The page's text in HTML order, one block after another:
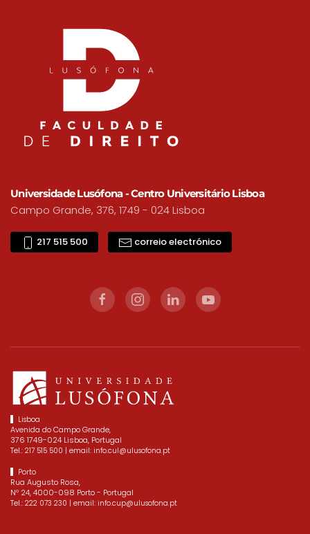
Universidade Lusófona - Centro Universitário Lisboa
Campo Grande, 376, 1749 - 024 Lisboa
217 515 500 correio electrónico
Lisboa
Avenida do Campo Grande,
376 1749-024 Lisboa, Portugal
Tel.: 217 515 500 | email: info.cul@ulusofona.pt
Porto
Rua Augusto Rosa,
Nº 24, 4000-098 Porto - Portugal
Tel.: 222 073 230 | email: info.cup@ulusofona.pt